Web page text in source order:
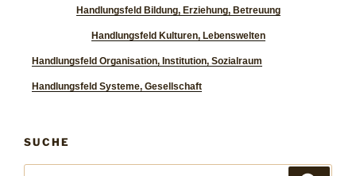
Handlungsfeld Bildung, Erziehung, Betreuung
Handlungsfeld Kulturen, Lebenswelten
Handlungsfeld Organisation, Institution, Sozialraum
Handlungsfeld Systeme, Gesellschaft
SUCHE